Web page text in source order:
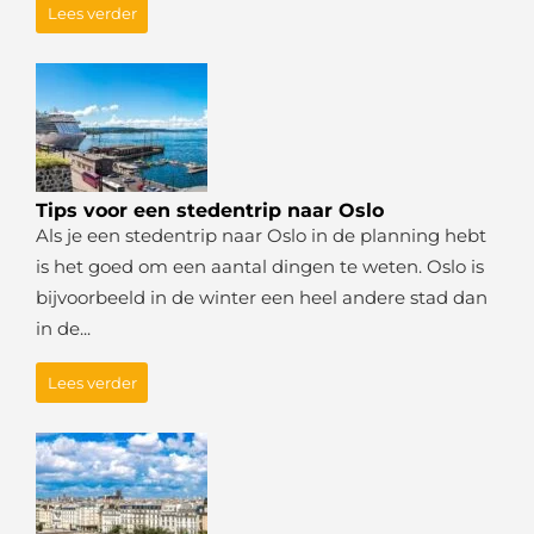
Lees verder
Tips voor een stedentrip naar Oslo
Als je een stedentrip naar Oslo in de planning hebt
is het goed om een aantal dingen te weten. Oslo is
bijvoorbeeld in de winter een heel andere stad dan
in de...
Lees verder